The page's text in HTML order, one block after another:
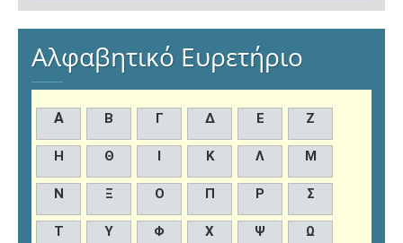
Αλφαβητικό Ευρετήριο
Α Β Γ Δ Ε Ζ
Η Θ Ι Κ Λ Μ
Ν Ξ Ο Π Ρ Σ
Τ Υ Φ Χ Ψ Ω